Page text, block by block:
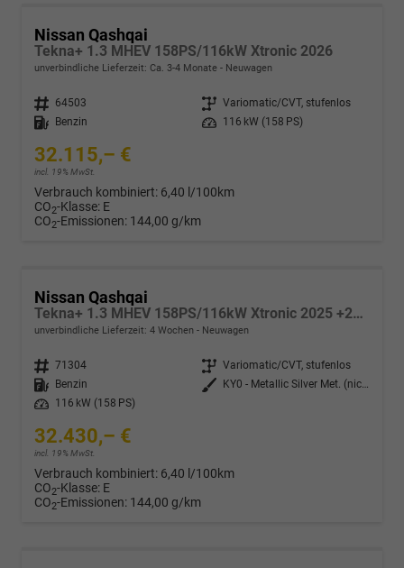
Nissan Qashqai
Tekna+ 1.3 MHEV 158PS/116kW Xtronic 2026
unverbindliche Lieferzeit: Ca. 3-4 Monate Neuwagen
Fahrzeugnr. 64503 Getriebe Variomatic/CVT, stufenlos
Kraftstoff
Benzin Leistung 116 kW (158 PS)
32.115,– €
incl. 19% MwSt.
Verbrauch kombiniert: 6,40 l/100km
CO2-Klasse: E
CO2-Emissionen: 144,00 g/km
Nissan Qashqai
Tekna+ 1.3 MHEV 158PS/116kW Xtronic 2025 +20"ALU+PANO+BOSE+HuD
unverbindliche Lieferzeit: 4 Wochen Neuwagen
Fahrzeugnr. 71304 Getriebe Variomatic/CVT, stufenlos
Kraftstoff
Benzin Außenfarbe
KY0 - Metallic Silver Met. (nicht bestellbar)
Leistung
116 kW (158 PS)
32.430,– €
incl. 19% MwSt.
Verbrauch kombiniert: 6,40 l/100km
CO2-Klasse: E
CO2-Emissionen: 144,00 g/km